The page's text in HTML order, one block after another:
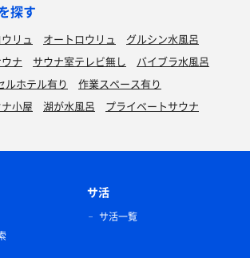
探す
リュ オートロウリュ
グルシン水風呂
ナ サウナ室テレビ無し
バイブラ水風呂
ルホテル有り
作業スペース有り
小屋 湖が水風呂 プライベートサウナ
サ活
サ活一覧